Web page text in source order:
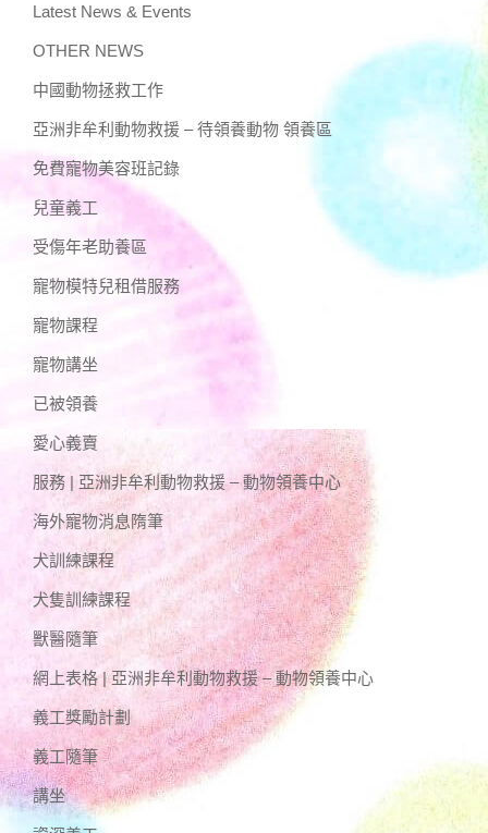
Latest News & Events
OTHER NEWS
中國動物拯救工作
亞洲非牟利動物救援 – 待領養動物 領養區
免費寵物美容班記錄
兒童義工
受傷年老助養區
寵物模特兒租借服務
寵物課程
寵物講坐
已被領養
愛心義賣
服務 | 亞洲非牟利動物救援 – 動物領養中心
海外寵物消息隋筆
犬訓練課程
犬隻訓練課程
獸醫隨筆
網上表格 | 亞洲非牟利動物救援 – 動物領養中心
義工獎勵計劃
義工隨筆
講坐